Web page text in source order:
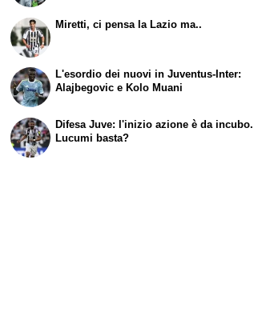
Miretti, ci pensa la Lazio ma..
L'esordio dei nuovi in Juventus-Inter:
Alajbegovic e Kolo Muani
Difesa Juve: l'inizio azione è da incubo.
Lucumi basta?